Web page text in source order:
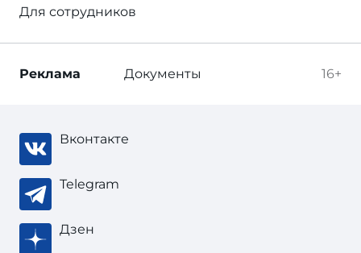
Для сотрудников
16+
Реклама Документы
Вконтакте
Telegram
Дзен